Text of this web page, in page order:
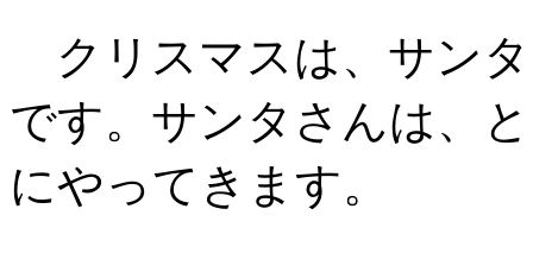
クリスマスは、サン
です。サンタさんは、
にやってきます。